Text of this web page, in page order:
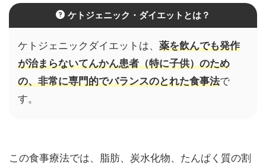
ケトジェニック・ダイエットとは？
ケトジェニックダイエットは、 薬を飲んでも発作
が治まらないてんかん患者（特に子供）のため
の、非常に専門的でバランスのとれた食事法で
す。
この食事療法では、脂肪、炭水化物、たんぱく質の割